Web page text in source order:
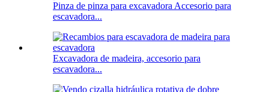
Pinza de pinza para excavadora Accesorio para
escavadora...
Excavadora de madeira, accesorio para
escavadora...